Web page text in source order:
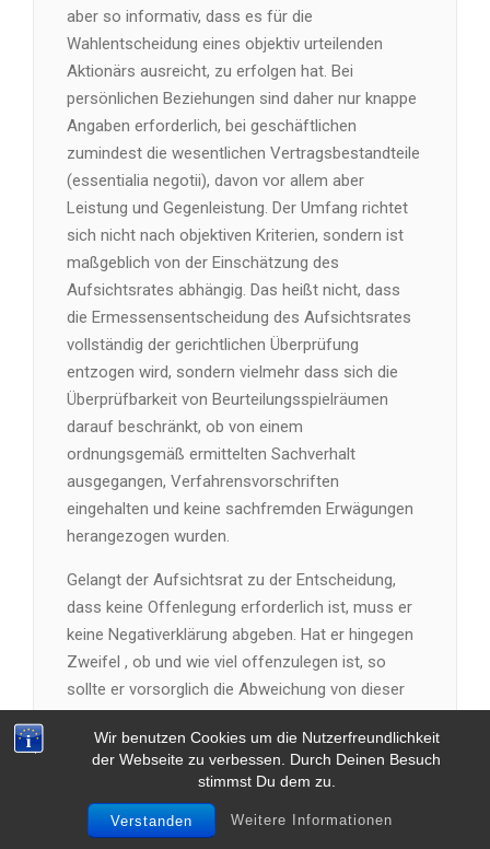
Wir benutzen Cookies um die Nutzerfreundlichkeit
der Webseite zu verbessen. Durch Deinen Besuch
stimmst Du dem zu.
Verstanden Weitere Informationen
aber so informativ, dass es für die
Wahlentscheidung eines objektiv urteilenden
Aktionärs ausreicht, zu erfolgen hat. Bei
persönlichen Beziehungen sind daher nur knappe
Angaben erforderlich, bei geschäftlichen
zumindest die wesentlichen Vertragsbestandteile
(essentialia negotii), davon vor allem aber
Leistung und Gegenleistung. Der Umfang richtet
sich nicht nach objektiven Kriterien, sondern ist
maßgeblich von der Einschätzung des
Aufsichtsrates abhängig. Das heißt nicht, dass
die Ermessensentscheidung des Aufsichtsrates
vollständig der gerichtlichen Überprüfung
entzogen wird, sondern vielmehr dass sich die
Überprüfbarkeit von Beurteilungsspielräumen
darauf beschränkt, ob von einem
ordnungsgemäß ermittelten Sachverhalt
ausgegangen, Verfahrensvorschriften
eingehalten und keine sachfremden Erwägungen
herangezogen wurden.
Gelangt der Aufsichtsrat zu der Entscheidung,
dass keine Offenlegung erforderlich ist, muss er
keine Negativerklärung abgeben. Hat er hingegen
Zweifel , ob und wie viel offenzulegen ist, so
sollte er vorsorglich die Abweichung von dieser
Empfehlung erklären.
1716 total views